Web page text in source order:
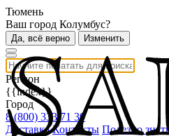
Тюмень
Ваш город Колумбус?
Да, всё верно Изменить
Регион
{{index}}
Город
8 (800) 333 71 30
Доставка Контакты Полезно знать